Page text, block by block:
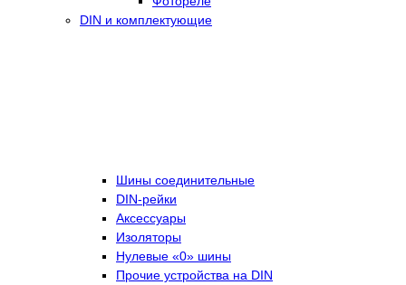
DIN и комплектующие
Шины соединительные
DIN-рейки
Аксессуары
Изоляторы
Нулевые «0» шины
Прочие устройства на DIN